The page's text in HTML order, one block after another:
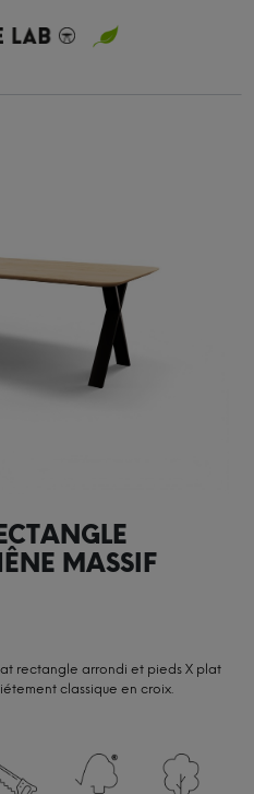
MASSIF
rectangle arrondi et pieds X plat
classique en croix.